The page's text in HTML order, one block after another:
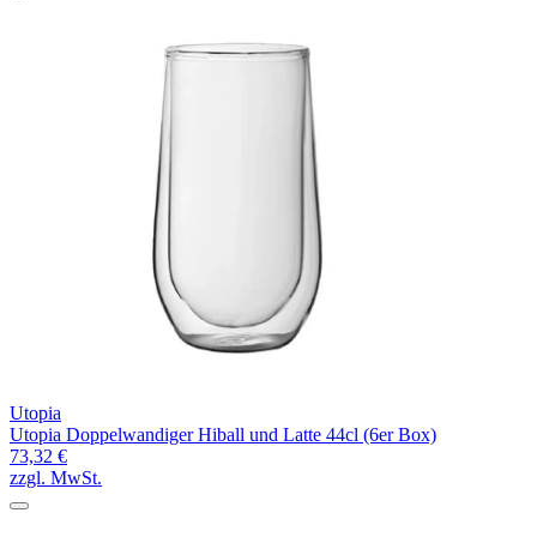
Utopia
Utopia Doppelwandiger Hiball und Latte 44cl (6er Box)
73,32 €
zzgl. MwSt.